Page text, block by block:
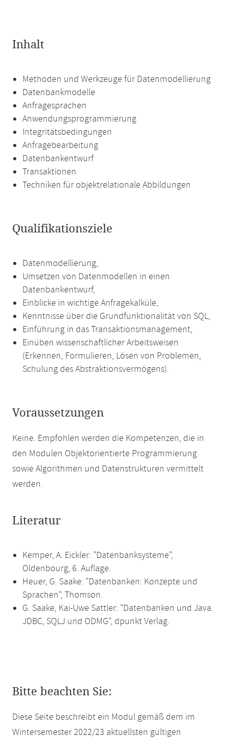
Inhalt
Methoden und Werkzeuge für Datenmodellierung
Datenbankmodelle
Anfragesprachen
Anwendungsprogrammierung
Integritätsbedingungen
Anfragebearbeitung
Datenbankentwurf
Transaktionen
Techniken für objektrelationale Abbildungen
Qualifikationsziele
Datenmodellierung,
Umsetzen von Datenmodellen in einen
Datenbankentwurf,
Einblicke in wichtige Anfragekalküle,
Kenntnisse über die Grundfunktionalität von SQL,
Einführung in das Transaktionsmanagement,
Einüben wissenschaftlicher Arbeitsweisen
(Erkennen, Formulieren, Lösen von Problemen,
Schulung des Abstraktionsvermögens).
Voraussetzungen
Keine. Empfohlen werden die Kompetenzen, die in
den Modulen Objektorientierte Programmierung
sowie Algorithmen und Datenstrukturen vermittelt
werden.
Literatur
Kemper, A. Eickler: "Datenbanksysteme",
Oldenbourg, 6. Auflage.
Heuer, G. Saake: "Datenbanken: Konzepte und
Sprachen", Thomson.
G. Saake, Kai-Uwe Sattler: "Datenbanken und Java.
JDBC, SQLJ und ODMG", dpunkt Verlag.
Bitte beachten Sie:
Diese Seite beschreibt ein Modul gemäß dem im
Wintersemester 2022/23 aktuellsten gültigen